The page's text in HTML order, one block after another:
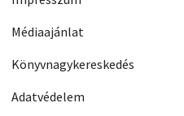
Médiaajánlat
Könyvnagykereskedés
Adatvédelem